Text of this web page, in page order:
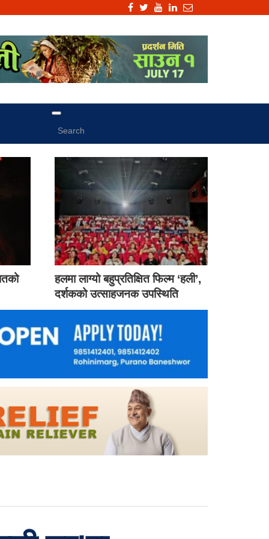
हलमा लाग्यो बहुप्रतिक्षित फिल्म ‘हली’,
दर्शकको उत्साहजनक उपस्थिति